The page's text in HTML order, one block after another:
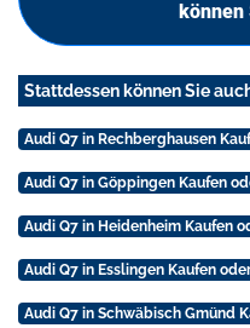
Stattdessen können Sie
Audi Q7 in Rechberghausen
Audi Q7 in Göppingen Kaufen
Audi Q7 in Heidenheim Kaufen
Audi Q7 in Esslingen Kaufen
Audi Q7 in Schwäbisch Gmünd